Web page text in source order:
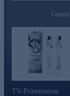
TV-Präsentation